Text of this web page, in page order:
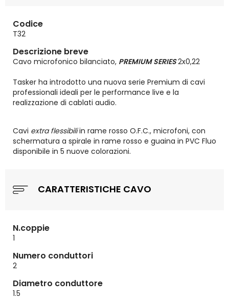
Codice
T32
Descrizione breve
Cavo microfonico bilanciato, PREMIUM SERIES2x0,22
Tasker ha introdotto una nuova serie Premium di cavi
professionali ideali per le performance live e la
realizzazione di cablati audio.
Cavi extra flessibiliin rame rosso O.F.C., microfoni, con
schermatura a spirale in rame rosso e guaina in PVC Fluo
disponibile in 5 nuove colorazioni.
CARATTERISTICHE CAVO
N.coppie
1
Numero conduttori
2
Diametro conduttore
1.5